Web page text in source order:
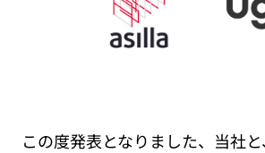
この度発表となりました、当社